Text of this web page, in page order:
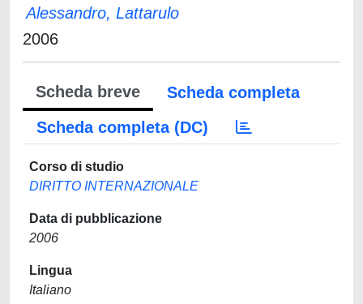
Alessandro, Lattarulo
2006
Scheda breve
Scheda completa
Scheda completa (DC)
Corso di studio
DIRITTO INTERNAZIONALE
Data di pubblicazione
2006
Lingua
Italiano